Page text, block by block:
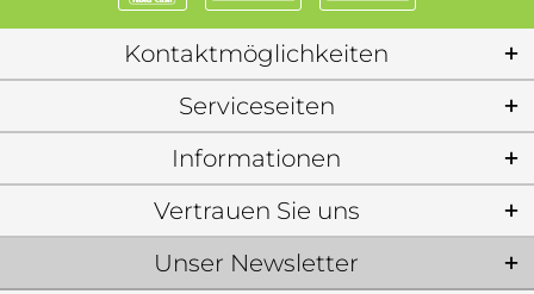
Kontaktmöglichkeiten
Serviceseiten
Informationen
Unser Newsletter
Vertrauen Sie uns